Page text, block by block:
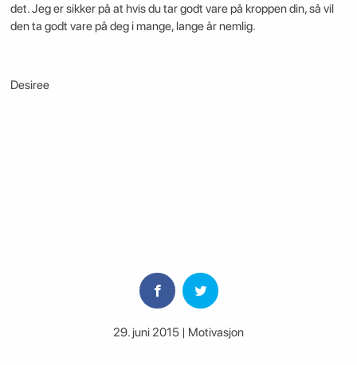
det. Jeg er sikker på at hvis du tar godt vare på kroppen din, så vil
den ta godt vare på deg i mange, lange år nemlig.
Desiree
29. juni 2015 | Motivasjon